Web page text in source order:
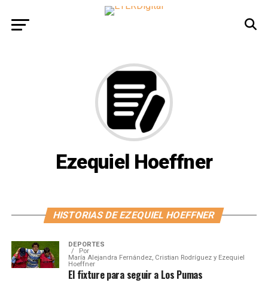
Ezequiel Hoeffner
HISTORIAS DE EZEQUIEL HOEFFNER
DEPORTES
Por
María Alejandra Fernández, Cristian Rodríguez y Ezequiel
Hoeffner
El fixture para seguir a Los Pumas